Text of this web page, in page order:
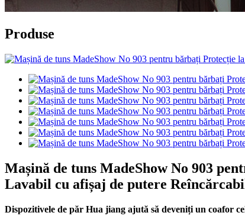
Produse
Mașină de tuns MadeShow No 903
Lavabil cu afișaj de putere
Dispozitivele de păr Hua jiang ajută să deveniți un coafor